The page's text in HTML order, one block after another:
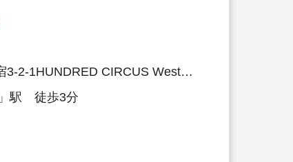
3-2-1HUNDRED CIRCUS West
駅 徒歩3分